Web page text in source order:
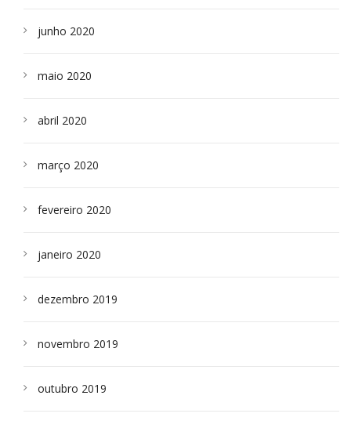
junho 2020
maio 2020
abril 2020
março 2020
fevereiro 2020
janeiro 2020
dezembro 2019
novembro 2019
outubro 2019